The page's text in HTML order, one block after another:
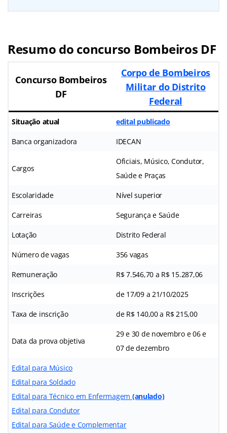
Resumo do concurso Bombeiros DF
Concurso Bombeiros
DF
Corpo de Bombeiros
Militar do Distrito
Federal
Situação atual edital publicado
Banca organizadora IDECAN
Cargos
Oficiais, Músico, Condutor,
Saúde e Praças
Escolaridade Nível superior
Carreiras Segurança e Saúde
Lotação Distrito Federal
Número de vagas 356 vagas
Remuneração R$ 7.546,70 a R$ 15.287,06
Inscrições de 17/09 a 21/10/2025
Taxa de inscrição de R$ 140,00 a R$ 215,00
Data da prova objetiva
29 e 30 de novembro e 06 e
07 de dezembro
Edital para Músico
Edital para Soldado
Edital para Técnico em Enfermagem (anulado)
Edital para Condutor
Edital para Saúde e Complementar